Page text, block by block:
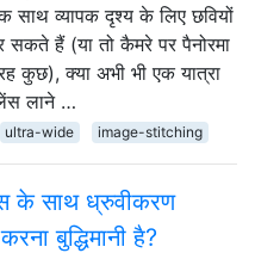
व्यापक दृश्य के लिए छवियों
हैं (या तो कैमरे पर पैनोरमा
कुछ), क्या अभी भी एक यात्रा
लाने …
ultra-wide image-stitching
के साथ ध्रुवीकरण
बुद्धिमानी है?